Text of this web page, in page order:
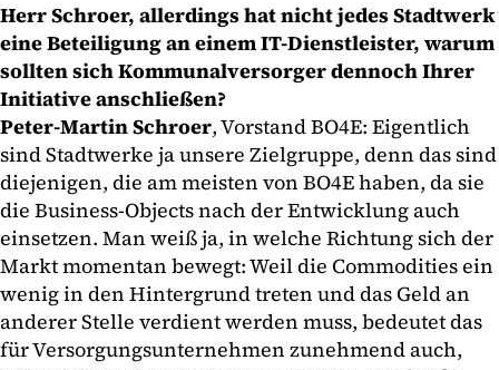
Herr Schroer, allerdings hat nicht jedes Stadtwerk
eine Beteiligung an einem IT-Dienstleister, warum
sollten sich Kommunalversorger dennoch Ihrer
Initiative anschließen?
Peter-Martin Schroer, Vorstand BO4E: Eigentlich
sind Stadtwerke ja unsere Zielgruppe, denn das sind
diejenigen, die am meisten von BO4E haben, da sie
die Business-Objects nach der Entwicklung auch
einsetzen. Man weiß ja, in welche Richtung sich der
Markt momentan bewegt: Weil die Commodities ein
wenig in den Hintergrund treten und das Geld an
anderer Stelle verdient werden muss, bedeutet das
für Versorgungsunternehmen zunehmend auch,